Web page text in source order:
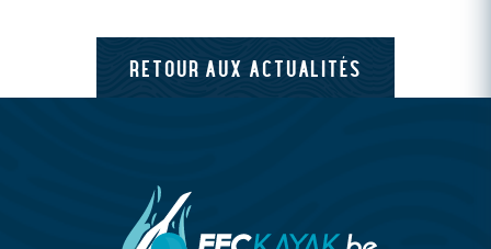
RETOUR AUX ACTUALITÉS